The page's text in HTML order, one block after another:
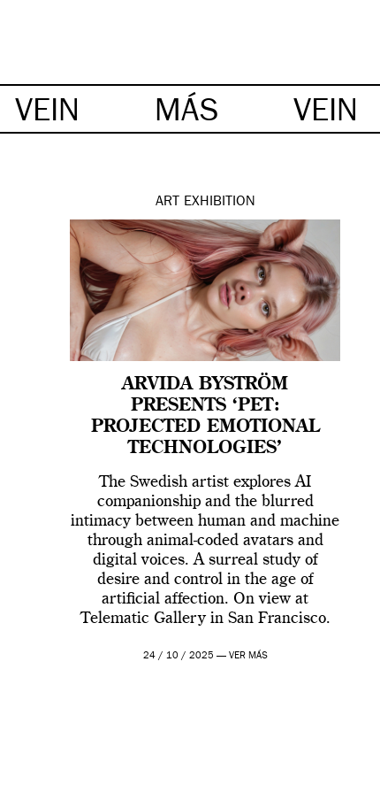
VEIN MÁS VEIN
ART EXHIBITION
ARVIDA BYSTRÖM
PRESENTS ‘PET:
PROJECTED EMOTIONAL
TECHNOLOGIES’
The Swedish artist explores AI
companionship and the blurred
intimacy between human and machine
through animal-coded avatars and
digital voices. A surreal study of
desire and control in the age of
artificial affection. On view at
Telematic Gallery in San Francisco.
24 / 10 / 2025 — VER MÁS